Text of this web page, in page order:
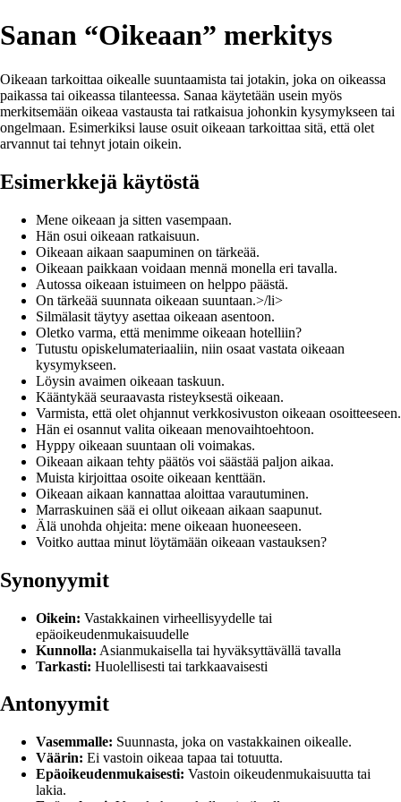
Sanan “Oikeaan” merkitys
Oikeaan tarkoittaa oikealle suuntaamista tai jotakin, joka on oikeassa
paikassa tai oikeassa tilanteessa. Sanaa käytetään usein myös
merkitsemään oikeaa vastausta tai ratkaisua johonkin kysymykseen tai
ongelmaan. Esimerkiksi lause osuit oikeaan tarkoittaa sitä, että olet
arvannut tai tehnyt jotain oikein.
Esimerkkejä käytöstä
Mene oikeaan ja sitten vasempaan.
Hän osui oikeaan ratkaisuun.
Oikeaan aikaan saapuminen on tärkeää.
Oikeaan paikkaan voidaan mennä monella eri tavalla.
Autossa oikeaan istuimeen on helppo päästä.
On tärkeää suunnata oikeaan suuntaan.>/li>
Silmälasit täytyy asettaa oikeaan asentoon.
Oletko varma, että menimme oikeaan hotelliin?
Tutustu opiskelumateriaaliin, niin osaat vastata oikeaan
kysymykseen.
Löysin avaimen oikeaan taskuun.
Kääntykää seuraavasta risteyksestä oikeaan.
Varmista, että olet ohjannut verkkosivuston oikeaan osoitteeseen.
Hän ei osannut valita oikeaan menovaihtoehtoon.
Hyppy oikeaan suuntaan oli voimakas.
Oikeaan aikaan tehty päätös voi säästää paljon aikaa.
Muista kirjoittaa osoite oikeaan kenttään.
Oikeaan aikaan kannattaa aloittaa varautuminen.
Marraskuinen sää ei ollut oikeaan aikaan saapunut.
Älä unohda ohjeita: mene oikeaan huoneeseen.
Voitko auttaa minut löytämään oikeaan vastauksen?
Synonyymit
Oikein: Vastakkainen virheellisyydelle tai
epäoikeudenmukaisuudelle
Kunnolla: Asianmukaisella tai hyväksyttävällä tavalla
Tarkasti: Huolellisesti tai tarkkaavaisesti
Antonyymit
Vasemmalle: Suunnasta, joka on vastakkainen oikealle.
Väärin: Ei vastoin oikeaa tapaa tai totuutta.
Epäoikeudenmukaisesti: Vastoin oikeudenmukaisuutta tai
lakia.